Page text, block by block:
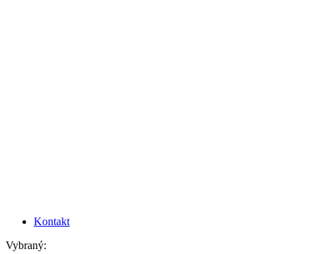
Kontakt
Vybraný: